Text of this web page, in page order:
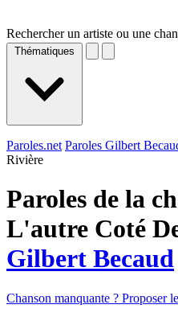
Rechercher un artiste ou une
Thématiques
Paroles.net Paroles Gilbert
Rivière
Paroles de la
L'autre Coté
Gilbert Becaud
Chanson manquante ? Proposer